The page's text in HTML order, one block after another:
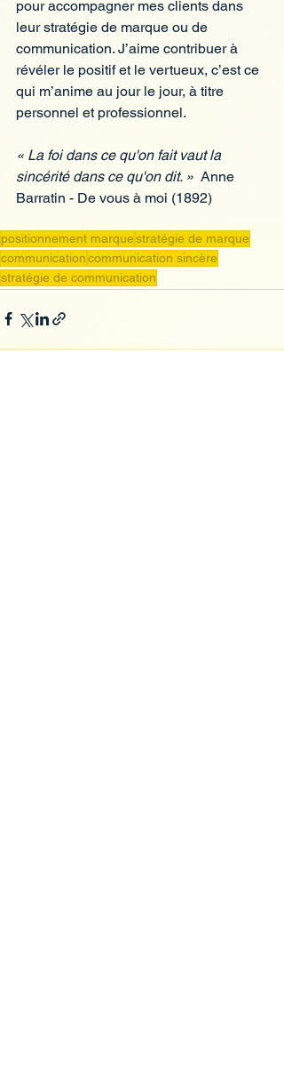
pour accompagner mes clients dans
leur stratégie de marque ou de
communication. J’aime contribuer à
révéler le positif et le vertueux, c’est ce
qui m’anime au jour le jour, à titre
personnel et professionnel.
« La foi dans ce qu'on fait vaut la
sincérité dans ce qu'on dit. » Anne
Barratin - De vous à moi (1892)
positionnement marquestratégie de marque
communicationcommunication sincère
stratégie de communication